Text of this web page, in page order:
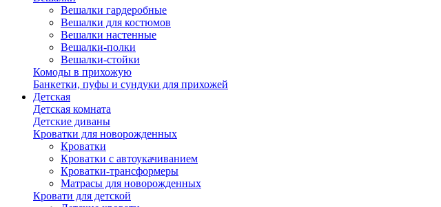
Вешалки гардеробные
Вешалки для костюмов
Вешалки настенные
Вешалки-полки
Вешалки-стойки
Комоды в прихожую
Банкетки, пуфы и сундуки для прихожей
Детская
Детская комната
Детские диваны
Кроватки для новорожденных
Кроватки
Кроватки с автоукачиванием
Кроватки-трансформеры
Матрасы для новорожденных
Кровати для детской